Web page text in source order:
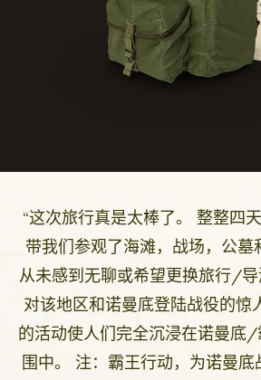
“这次旅行真是太棒了。 整整四
带我们参观了海滩，战场，公墓
从未感到无聊或希望更换旅行/导
对该地区和诺曼底登陆战役的惊
的活动使人们完全沉浸在诺曼底
围中。 注：霸王行动，为诺曼